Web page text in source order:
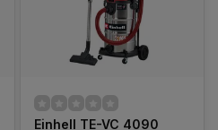
Einhell TE-VC 4090